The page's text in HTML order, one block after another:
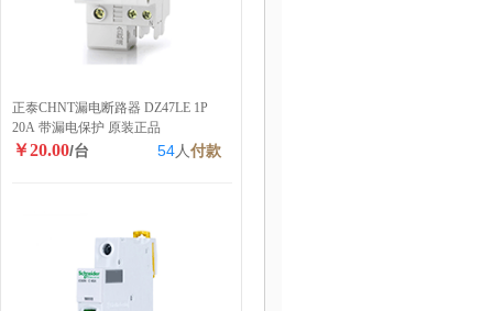
正泰CHNT漏电断路器 DZ47LE 1P
20A 带漏电保护 原装正品
￥20.00/台 54人付款